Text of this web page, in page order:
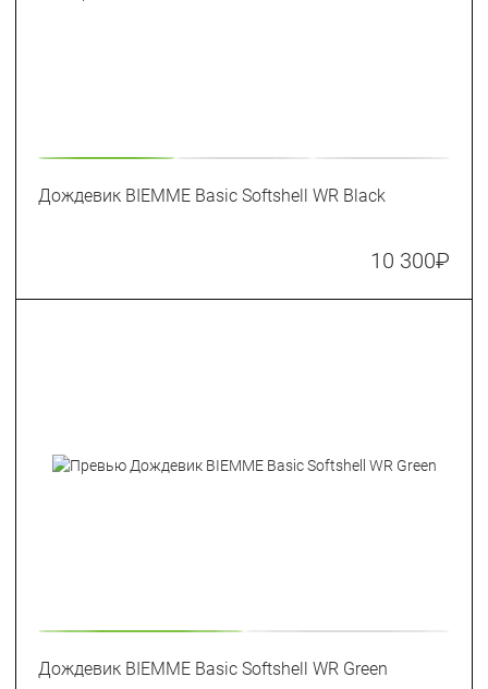
Дождевик BIEMME Basic Softshell WR Black
10 300₽
Дождевик BIEMME Basic Softshell WR Green